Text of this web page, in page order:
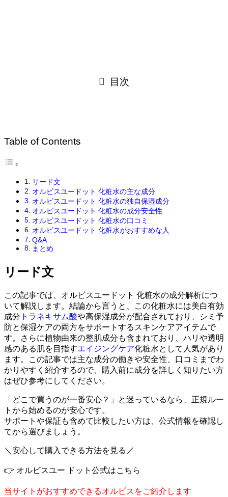
目次
Table of Contents
リード文
オルビスユードット 化粧水の主な成分
オルビスユードット 化粧水の独自保湿成分
オルビスユードット 化粧水の成分安全性
オルビスユードット 化粧水の口コミ
オルビスユードット 化粧水がおすすめな人
Q&A
まとめ
リード文
この記事では、オルビスユードット 化粧水の成分解析につ
いて解説します。結論から言うと、この化粧水には美白有効
成分 トラネキサム酸や高保湿成分が配合されており、シミ予
防と保湿ケアの両方をサポートするスキンケアアイテムで
す。さらに植物由来の整肌成分も含まれており、ハリや透明
感のある肌を目指すエイジングケア化粧水として人気があり
ます。この記事では主な成分の働きや安全性、口コミまでわ
かりやすく紹介するので、購入前に成分を詳しく知りたい方
はぜひ参考にしてください。
「どこで買うのが一番安心？」と迷っているなら、正規ルー
トから始めるのが安心です。
サポートや保証も含めて比較したい方は、公式情報を確認し
てから選びましょう。
＼安心して購入できる方法を見る／
👉 オルビスユー ドット公式はこちら
当サイトがおすすめできるオルビスをご紹介します